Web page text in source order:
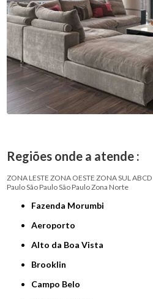
Regiões onde a atende :
ZONA LESTE ZONA OESTE ZONA SUL ABCD
PauloSão PauloSão PauloZona Norte
Fazenda Morumbi
Aeroporto
Alto da Boa Vista
Brooklin
Campo Belo